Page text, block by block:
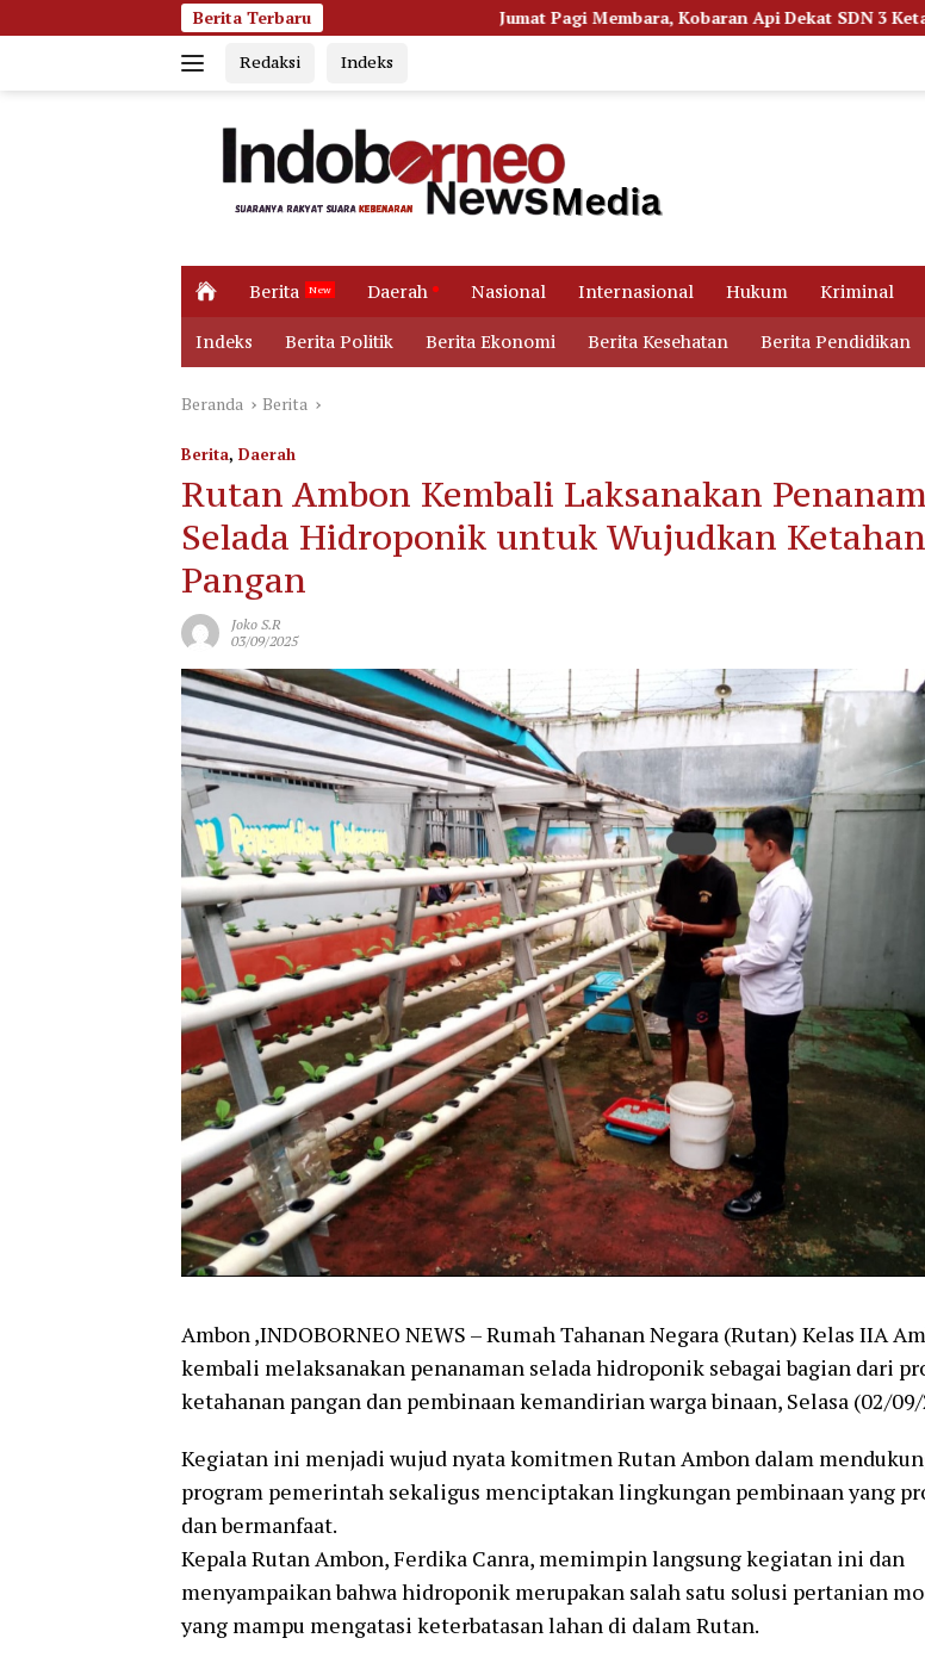
ke
Berita TerbaruJumat Pagi Membara, Kobaran Api Dekat SDN 3 Ketapang Picu Kepanikan
Redaksi Indeks
H
m
e
Berita Daerah Nasional Internasional Hukum Kriminal
Indeks Berita Politik Berita Ekonomi Berita Kesehatan Berita Pendidikan
Beranda Berita
Berita, Daerah
Rutan Ambon Kembali Laksanakan
Selada Hidroponik untuk Wujudkan
Pangan
Joko S.R
03/09/2025
Ambon ,INDOBORNEO NEWS – Rumah Tahanan Negara (Rutan) Kelas IIA
kembali melaksanakan penanaman selada hidroponik sebagai bagian dari
ketahanan pangan dan pembinaan kemandirian warga binaan, Selasa (02/
Kegiatan ini menjadi wujud nyata komitmen Rutan Ambon dalam
program pemerintah sekaligus menciptakan lingkungan pembinaan yang
dan bermanfaat.
Kepala Rutan Ambon, Ferdika Canra, memimpin langsung kegiatan ini dan
menyampaikan bahwa hidroponik merupakan salah satu solusi pertanian
yang mampu mengatasi keterbatasan lahan di dalam Rutan.